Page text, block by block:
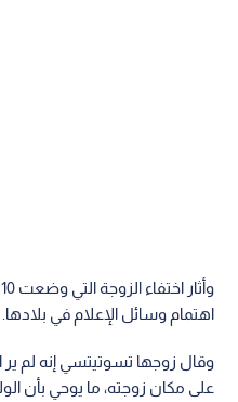
اهتمام وسائل الإعلام في بلادها.
وقال زوجها تسوتيتسي إنه لم ير
على مكان زوجته، ما يوحي بأن